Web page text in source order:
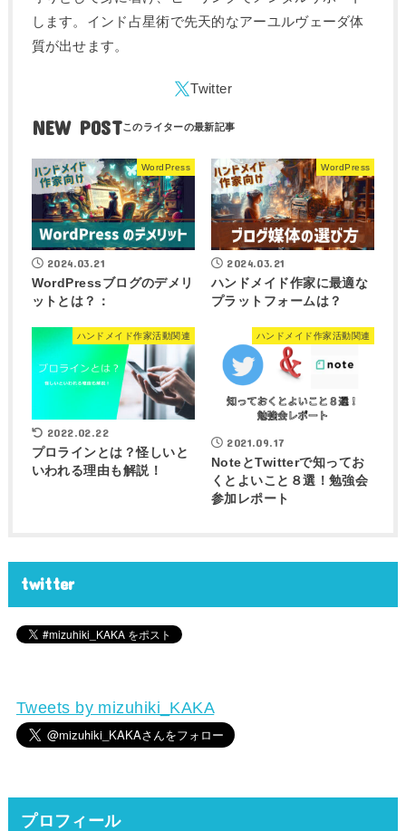
します。インド占星術で先天的なアーユルヴェーダ体
質が出せます。
NEW POST
WordPress
2024.03.21
WordPressブログのデメリ
ットとは？：
WordPress
2024.03.21
ハンドメイド作家に最適な
プラットフォームは？
ハンドメイド作家活動関連
2022.02.22
プロラインとは？怪しいと
いわれる理由も解説！
ハンドメイド作家活動関連
2021.09.17
NoteとTwitterで知ってお
くとよいこと８選！勉強会
参加レポート
twitter
Tweets by mizuhiki_KAKA
プロフィール